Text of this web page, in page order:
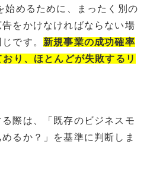
始めるために、まったく別の
をかけなければならない場
です。 新規事業の成功確率
り、ほとんどが失敗するリ
際は、「既存のビジネスモ
るか？」を基準に判断しま